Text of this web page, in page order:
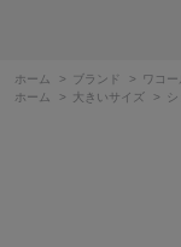
ホーム > ブランド >
ワコー
ホーム
> 大きいサイズ >